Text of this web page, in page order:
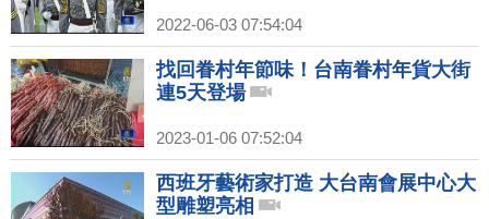
2022-06-03 07:54:04
找回眷村年節味！台南眷村年貨大街
連5天登場
2023-01-06 07:52:04
西班牙藝術家打造 大台南會展中心大
型雕塑亮相